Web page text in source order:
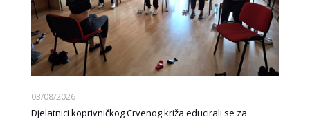
03/08/2026
Djelatnici koprivničkog Crvenog križa educirali se za